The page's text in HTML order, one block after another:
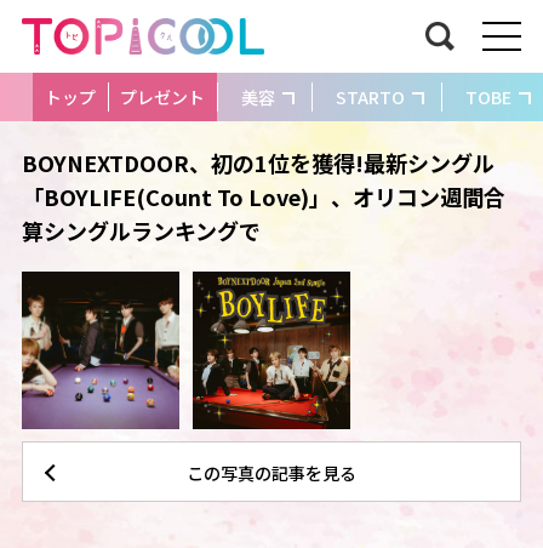
トップ プレゼント 美容 STARTO TOBE
BOYNEXTDOOR、初の1位を獲得!最新シングル
「BOYLIFE(Count To Love)」、オリコン週間合
算シングルランキングで
この写真の記事を見る